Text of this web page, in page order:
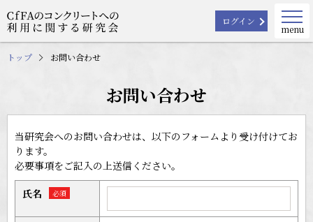
menu
ログイン
トップ お問い合わせ
お問い合わせ
当研究会へのお問い合わせは、以下のフォームより受け付けてお
ります。
必要事項をご記入の上送信ください。
氏名
必須